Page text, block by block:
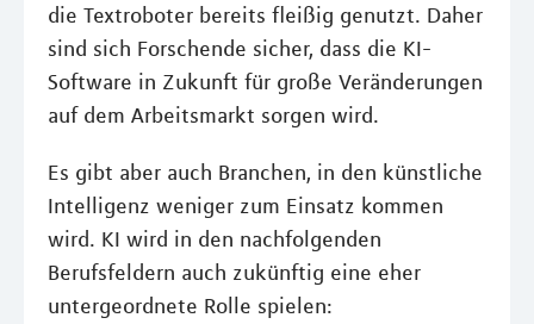
die Textroboter bereits fleißig genutzt. Daher
sind sich Forschende sicher, dass die KI-
Software in Zukunft für große Veränderungen
auf dem Arbeitsmarkt sorgen wird.
Es gibt aber auch Branchen, in den künstliche
Intelligenz weniger zum Einsatz kommen
wird. KI wird in den nachfolgenden
Berufsfeldern auch zukünftig eine eher
untergeordnete Rolle spielen: